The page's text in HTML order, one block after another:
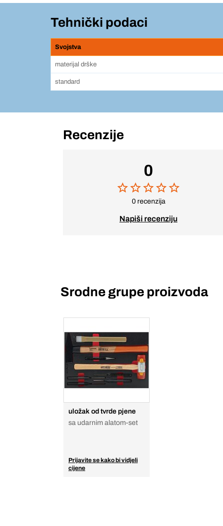
Tehnički podaci
Svojstva
materijal drške
standard
Recenzije
0
0 recenzija
Napiši recenziju
Srodne grupe proizvoda
uložak od tvrde pjene
sa udarnim alatom-set
Prijavite se kako bi vidjeli
cijene